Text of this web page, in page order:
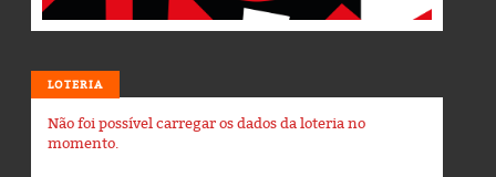
LOTERIA
Não foi possível carregar os dados da loteria no
momento.